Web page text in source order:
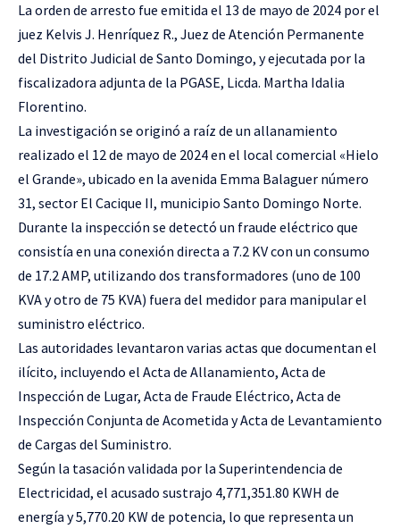
La orden de arresto fue emitida el 13 de mayo de 2024 por el
juez Kelvis J. Henríquez R., Juez de Atención Permanente
del Distrito Judicial de Santo Domingo, y ejecutada por la
fiscalizadora adjunta de la PGASE, Licda. Martha Idalia
Florentino.
La investigación se originó a raíz de un allanamiento
realizado el 12 de mayo de 2024 en el local comercial «Hielo
el Grande», ubicado en la avenida Emma Balaguer número
31, sector El Cacique II, municipio Santo Domingo Norte.
Durante la inspección se detectó un fraude eléctrico que
consistía en una conexión directa a 7.2 KV con un consumo
de 17.2 AMP, utilizando dos transformadores (uno de 100
KVA y otro de 75 KVA) fuera del medidor para manipular el
suministro eléctrico.
Las autoridades levantaron varias actas que documentan el
ilícito, incluyendo el Acta de Allanamiento, Acta de
Inspección de Lugar, Acta de Fraude Eléctrico, Acta de
Inspección Conjunta de Acometida y Acta de Levantamiento
de Cargas del Suministro.
Según la tasación validada por la Superintendencia de
Electricidad, el acusado sustrajo 4,771,351.80 KWH de
energía y 5,770.20 KW de potencia, lo que representa un